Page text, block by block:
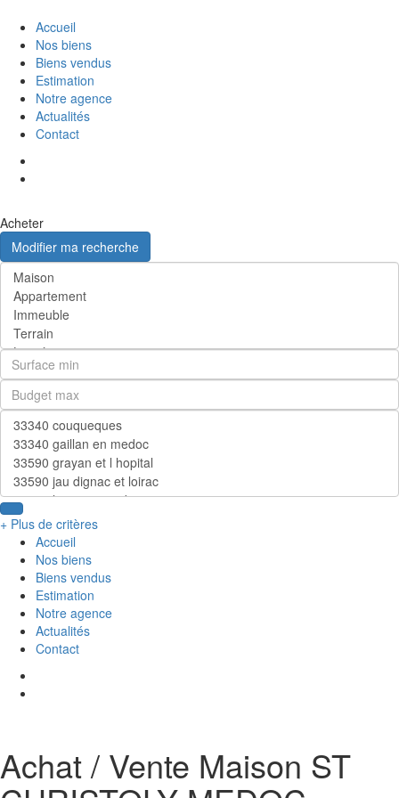
Accueil
Nos biens
Biens vendus
Estimation
Notre agence
Actualités
Contact
Acheter
Modifier ma recherche
+ Plus de critères
Accueil
Nos biens
Biens vendus
Estimation
Notre agence
Actualités
Contact
Achat / Vente Maison ST